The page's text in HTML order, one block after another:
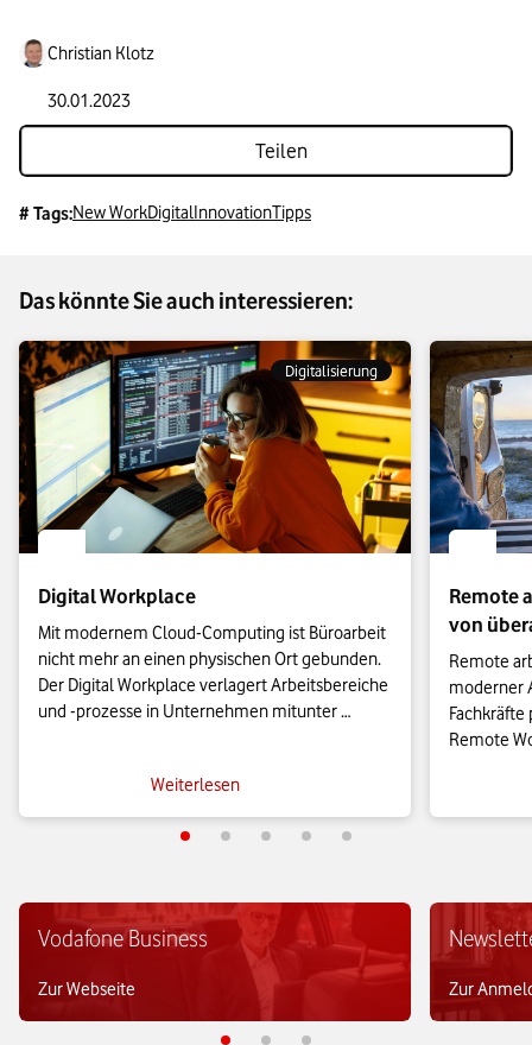
Christian Klotz
30.01.2023
Teilen
# Tags:New WorkDigitalInnovationTipps
Das könnte Sie auch interessieren:
Digitalisierung
Digital Workplace
Mit modernem Cloud-Computing ist Büroarbeit
nicht mehr an einen physischen Ort gebunden.
Der Digital Workplace verlagert Arbeitsbereiche
und -prozesse in Unternehmen mitunter
Weiterlesen
Remote
von
Remote
moderner
Remote
nachhaltig
Berufswelt
Vodafone Business
Zur Webseite Zur